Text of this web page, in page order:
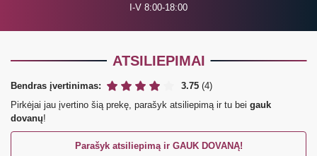
I-V 8:00-18:00
ATSILIEPIMAI
Bendras įvertinimas: 3.75 (4)
Pirkėjai jau įvertino šią prekę, parašyk atsiliepimą ir tu bei gauk
dovanų!
Parašyk atsiliepimą ir GAUK DOVANĄ!